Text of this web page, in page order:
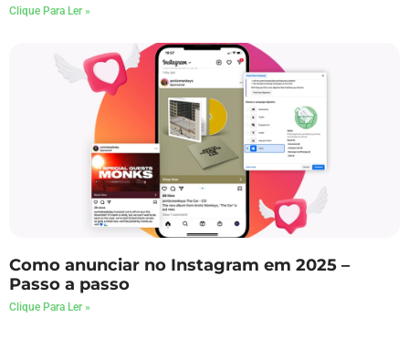
Clique Para Ler »
Como anunciar no Instagram em 2025 –
Passo a passo
Clique Para Ler »